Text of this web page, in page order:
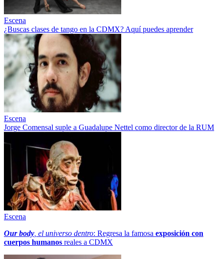
Escena
¿Buscas clases de tango en la CDMX? Aquí puedes aprender
Escena
Jorge Comensal suple a Guadalupe Nettel como director de la RUM
Escena
Our body , el universo dentro: Regresa la famosa exposición con
cuerpos humanos reales a CDMX